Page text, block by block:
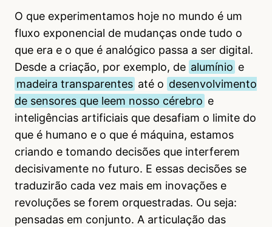
O que experimentamos hoje no mundo é um
fluxo exponencial de mudanças onde tudo o
que era e o que é analógico passa a ser digital.
Desde a criação, por exemplo, de alumínio e
madeira transparentes até o desenvolvimento
de sensores que leem nosso cérebro e
inteligências artificiais que desafiam o limite do
que é humano e o que é máquina, estamos
criando e tomando decisões que interferem
decisivamente no futuro. E essas decisões se
traduzirão cada vez mais em inovações e
revoluções se forem orquestradas. Ou seja:
pensadas em conjunto. A articulação das